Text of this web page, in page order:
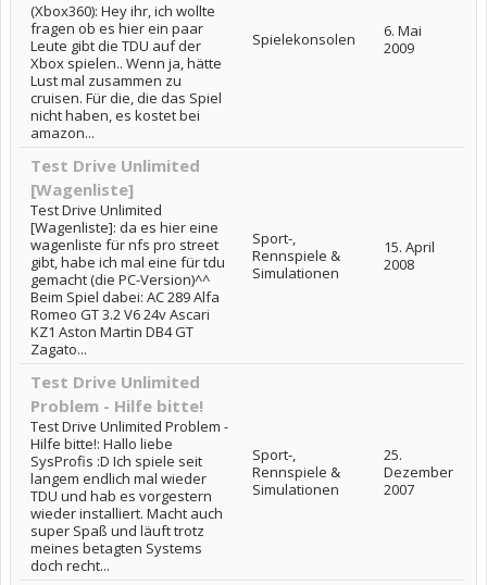
(Xbox360): Hey ihr, ich wollte
fragen ob es hier ein paar
Leute gibt die TDU auf der
Xbox spielen.. Wenn ja, hätte
Lust mal zusammen zu
cruisen. Für die, die das Spiel
nicht haben, es kostet bei
amazon...
Spielekonsolen
6. Mai
2009
Test Drive Unlimited
[Wagenliste]
Test Drive Unlimited
[Wagenliste]: da es hier eine
wagenliste für nfs pro street
gibt, habe ich mal eine für tdu
gemacht (die PC-Version)^^
Beim Spiel dabei: AC 289 Alfa
Romeo GT 3.2 V6 24v Ascari
KZ1 Aston Martin DB4 GT
Zagato...
Sport-,
Rennspiele &
Simulationen
15. April
2008
Test Drive Unlimited
Problem - Hilfe bitte!
Test Drive Unlimited Problem -
Hilfe bitte!: Hallo liebe
SysProfis :D Ich spiele seit
langem endlich mal wieder
TDU und hab es vorgestern
wieder installiert. Macht auch
super Spaß und läuft trotz
meines betagten Systems
doch recht...
Sport-,
Rennspiele &
Simulationen
25.
Dezember
2007